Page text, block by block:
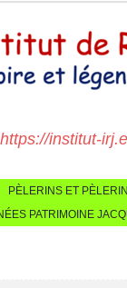
institut-
PÈLERINS ET
PATRIMOINE